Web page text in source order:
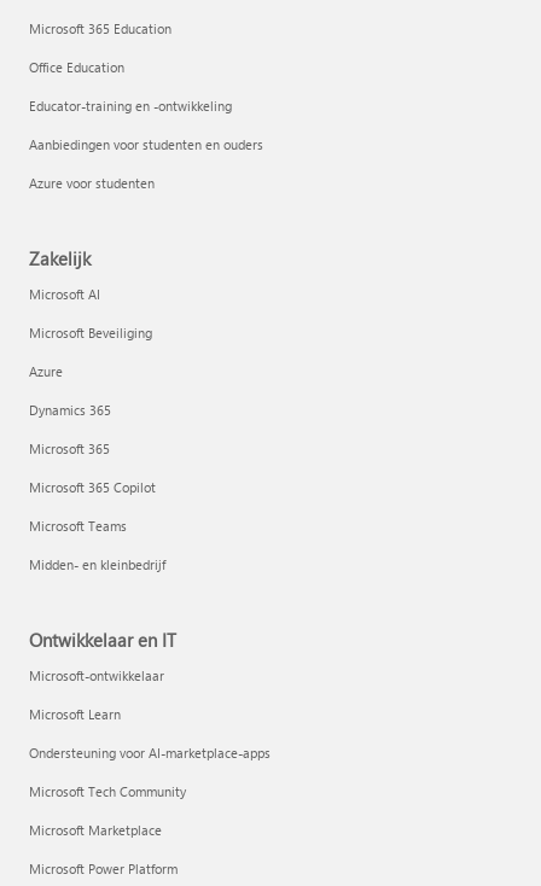
Microsoft 365 Education
Office Education
Educator-training en -ontwikkeling
Aanbiedingen voor studenten en ouders
Azure voor studenten
Zakelijk
Microsoft AI
Microsoft Beveiliging
Azure
Dynamics 365
Microsoft 365
Microsoft 365 Copilot
Microsoft Teams
Midden- en kleinbedrijf
Ontwikkelaar en IT
Microsoft-ontwikkelaar
Microsoft Learn
Ondersteuning voor AI-marketplace-apps
Microsoft Tech Community
Microsoft Marketplace
Microsoft Power Platform